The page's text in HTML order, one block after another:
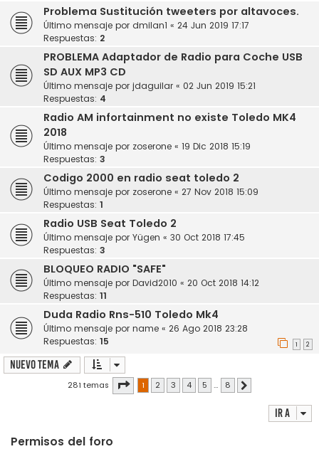
Problema Sustitución tweeters por altavoces.
Último mensaje por dmilan1 « 24 Jun 2019 17:17
Respuestas: 2
PROBLEMA Adaptador de Radio para Coche USB
SD AUX MP3 CD
Último mensaje por jdaguilar « 02 Jun 2019 15:21
Respuestas: 4
Radio AM infortainment no existe Toledo MK4
2018
Último mensaje por zoserone « 19 Dic 2018 15:19
Respuestas: 3
Codigo 2000 en radio seat toledo 2
Último mensaje por zoserone « 27 Nov 2018 15:09
Respuestas: 1
Radio USB Seat Toledo 2
Último mensaje por Yügen « 30 Oct 2018 17:45
Respuestas: 3
BLOQUEO RADIO "SAFE"
Último mensaje por David2010 « 20 Oct 2018 14:12
Respuestas: 11
Duda Radio Rns-510 Toledo Mk4
Último mensaje por name « 26 Ago 2018 23:28
Respuestas: 15 1 2
Nuevo Tema
281 temas Página de
1 2 3 4 5 … 8
Ir a
Permisos del foro